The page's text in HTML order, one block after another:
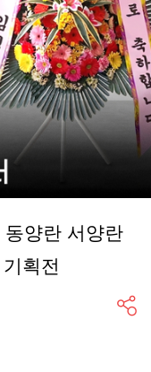
양란 서양란
획전